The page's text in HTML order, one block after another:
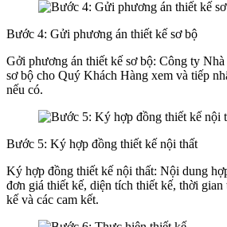
Bước 4: Gửi phương án thiết kế sơ bộ
Gởi phương án thiết kế sơ bộ: Công ty
sơ bộ cho Quý Khách Hàng xem và tiếp
nếu có.
Bước 5: Ký hợp đồng thiết kế nội thất
Ký hợp đồng thiết kế nội thất: Nội dung
đơn giá thiết kế, diện tích thiết kế, thời
kế và các cam kết.